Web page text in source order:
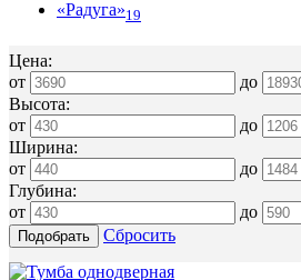
«Радуга»19
Цена:
от
до
Высота:
от
до
Ширина:
от
до
Глубина:
от
до
Сбросить